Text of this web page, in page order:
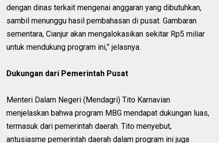
dengan dinas terkait mengenai anggaran yang dibutuhkan,
sambil menunggu hasil pembahasan di pusat. Gambaran
sementara, Cianjur akan mengalokasikan sekitar Rp5 miliar
untuk mendukung program ini,” jelasnya.
Dukungan dari Pemerintah Pusat
Menteri Dalam Negeri (Mendagri) Tito Karnavian
menjelaskan bahwa program MBG mendapat dukungan luas,
termasuk dari pemerintah daerah. Tito menyebut,
antusiasme pemerintah daerah dalam program ini juga